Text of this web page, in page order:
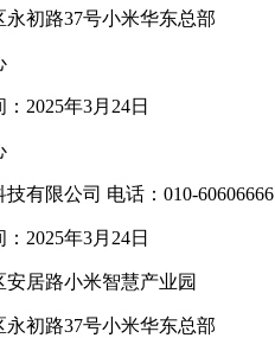
初路37号小米华东总部
2025年3月24日
有限公司 电话：010-60606666
2025年3月24日
居路小米智慧产业园
初路37号小米华东总部